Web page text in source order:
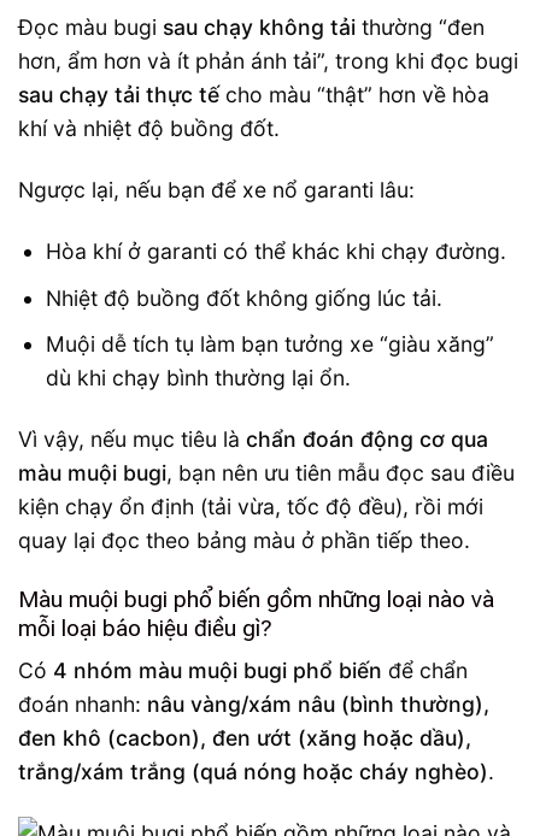
Đọc màu bugi sau chạy không tải thường “đen
hơn, ẩm hơn và ít phản ánh tải”, trong khi đọc bugi
sau chạy tải thực tếcho màu “thật” hơn về hòa
khí và nhiệt độ buồng đốt.
Ngược lại, nếu bạn để xe nổ garanti lâu:
Hòa khí ở garanti có thể khác khi chạy đường.
Nhiệt độ buồng đốt không giống lúc tải.
Muội dễ tích tụ làm bạn tưởng xe “giàu xăng”
dù khi chạy bình thường lại ổn.
Vì vậy, nếu mục tiêu là chẩn đoán động cơ qua
màu muội bugi, bạn nên ưu tiên mẫu đọc sau điều
kiện chạy ổn định (tải vừa, tốc độ đều), rồi mới
quay lại đọc theo bảng màu ở phần tiếp theo.
Màu muội bugi phổ biến gồm những loại nào và
mỗi loại báo hiệu điều gì?
Có 4 nhóm màu muội bugi phổ biến để chẩn
đoán nhanh: nâu vàng/xám nâu (bình thường),
đen khô (cacbon), đen ướt (xăng hoặc dầu),
trắng/xám trắng (quá nóng hoặc cháy nghèo).